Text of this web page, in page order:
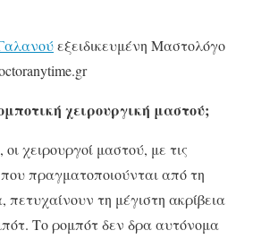
εξειδικευμένη Μαστολόγο
χειρουργική μαστού;
χειρουργοί μαστού, με τις
πραγματοποιούνται από τη
πετυχαίνουν τη μέγιστη ακρίβεια
Το ρομπότ δεν δρα αυτόνομα